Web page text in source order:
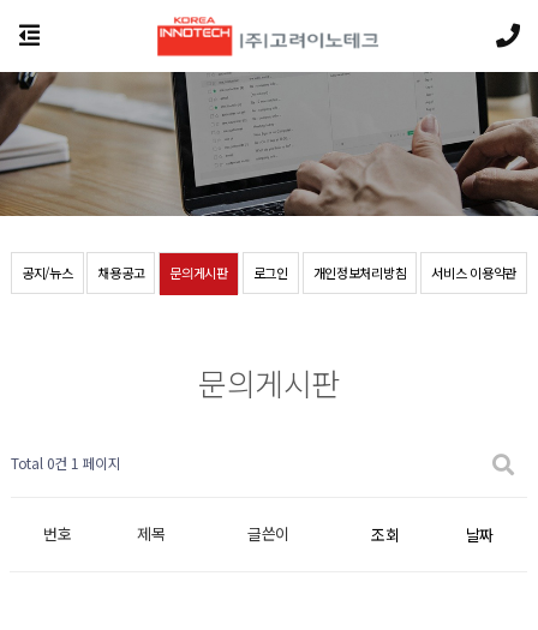
공지/뉴스 채용공고 문의게시판 로그인 개인정보처리방침 서비스 이용약관
문의게시판
Total 0건 1 페이지
번호 제목 글쓴이 조회 날짜